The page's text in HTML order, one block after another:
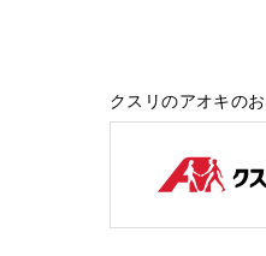
クスリのアオキの